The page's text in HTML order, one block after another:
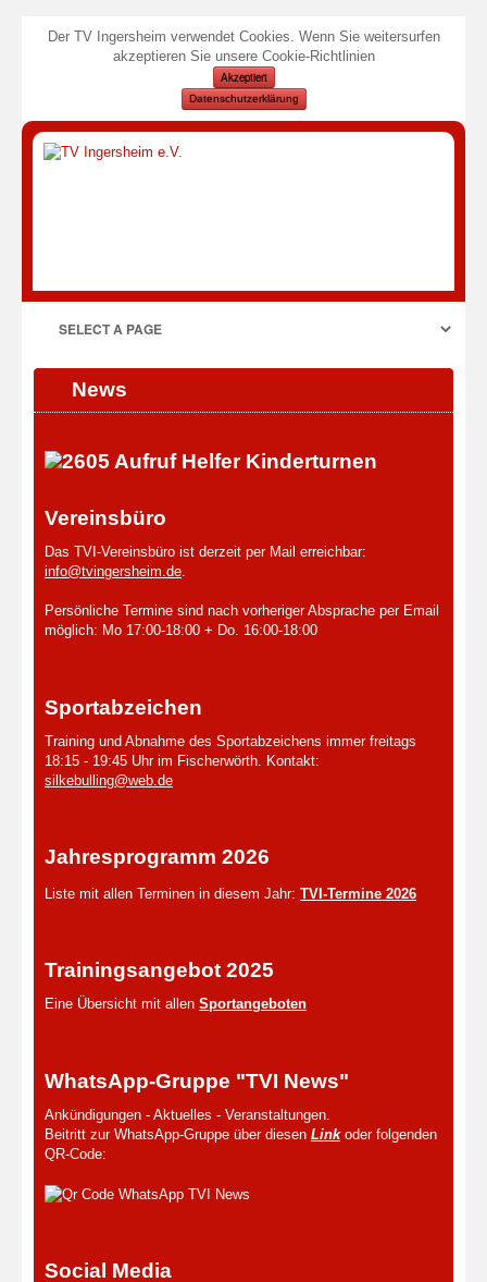
Der TV Ingersheim verwendet Cookies. Wenn Sie weitersurfen
akzeptieren Sie unsere Cookie-Richtlinien
Akzeptiert
Datenschutzerklärung
News
Vereinsbüro
Das TVI-Vereinsbüro ist derzeit per Mail erreichbar:
info@tvingersheim.de.
Persönliche Termine sind nach vorheriger Absprache per Email
möglich: Mo 17:00-18:00 + Do. 16:00-18:00
Sportabzeichen
Training und Abnahme des Sportabzeichens immer freitags
18:15 - 19:45 Uhr im Fischerwörth. Kontakt:
silkebulling@web.de
Jahresprogramm 2026
Liste mit allen Terminen in diesem Jahr: TVI-Termine 2026
Trainingsangebot 2025
Eine Übersicht mit allen Sportangeboten
WhatsApp-Gruppe "TVI News"
Ankündigungen - Aktuelles - Veranstaltungen.
Beitritt zur WhatsApp-Gruppe über diesen Linkoder folgenden
QR-Code:
Social Media